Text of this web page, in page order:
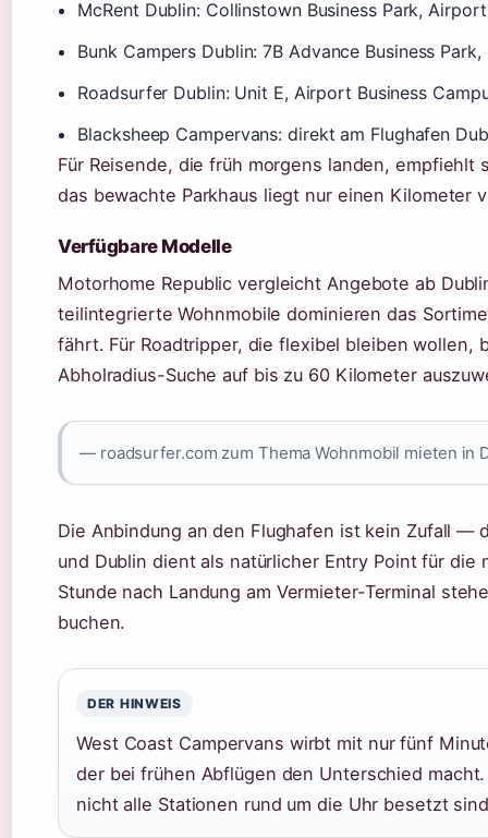
McRent Dublin: Collinstown Business Park,
Bunk Campers Dublin: 7B Advance Business
Roadsurfer Dublin: Unit E, Airport Business
Blacksheep Campervans: direkt am Flughafen
Für Reisende, die früh morgens landen,
das bewachte Parkhaus liegt nur einen Kilometer
Verfügbare Modelle
Motorhome Republic vergleicht Angebote ab
teilintegrierte Wohnmobile dominieren das
fährt. Für Roadtripper, die flexibel bleiben wollen,
Abholradius-Suche auf bis zu 60 Kilometer
— roadsurfer.com zum Thema Wohnmobil mieten in
Die Anbindung an den Flughafen ist kein Zufall —
und Dublin dient als natürlicher Entry Point für
Stunde nach Landung am Vermieter-Terminal
buchen.
DER HINWEIS
West Coast Campervans wirbt mit nur fünf
der bei frühen Abflügen den Unterschied
nicht alle Stationen rund um die Uhr besetzt